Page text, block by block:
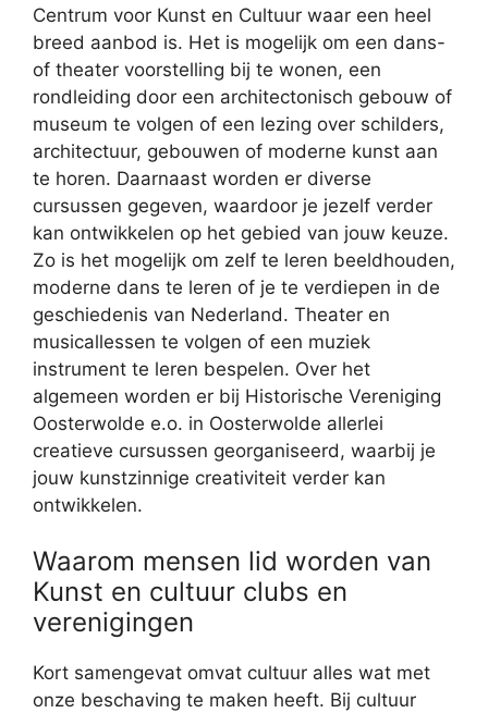
Centrum voor Kunst en Cultuur waar een heel
breed aanbod is. Het is mogelijk om een dans-
of theater voorstelling bij te wonen, een
rondleiding door een architectonisch gebouw of
museum te volgen of een lezing over schilders,
architectuur, gebouwen of moderne kunst aan
te horen. Daarnaast worden er diverse
cursussen gegeven, waardoor je jezelf verder
kan ontwikkelen op het gebied van jouw keuze.
Zo is het mogelijk om zelf te leren beeldhouden,
moderne dans te leren of je te verdiepen in de
geschiedenis van Nederland. Theater en
musicallessen te volgen of een muziek
instrument te leren bespelen. Over het
algemeen worden er bij Historische Vereniging
Oosterwolde e.o. in Oosterwolde allerlei
creatieve cursussen georganiseerd, waarbij je
jouw kunstzinnige creativiteit verder kan
ontwikkelen.
Waarom mensen lid worden van
Kunst en cultuur clubs en
verenigingen
Kort samengevat omvat cultuur alles wat met
onze beschaving te maken heeft. Bij cultuur